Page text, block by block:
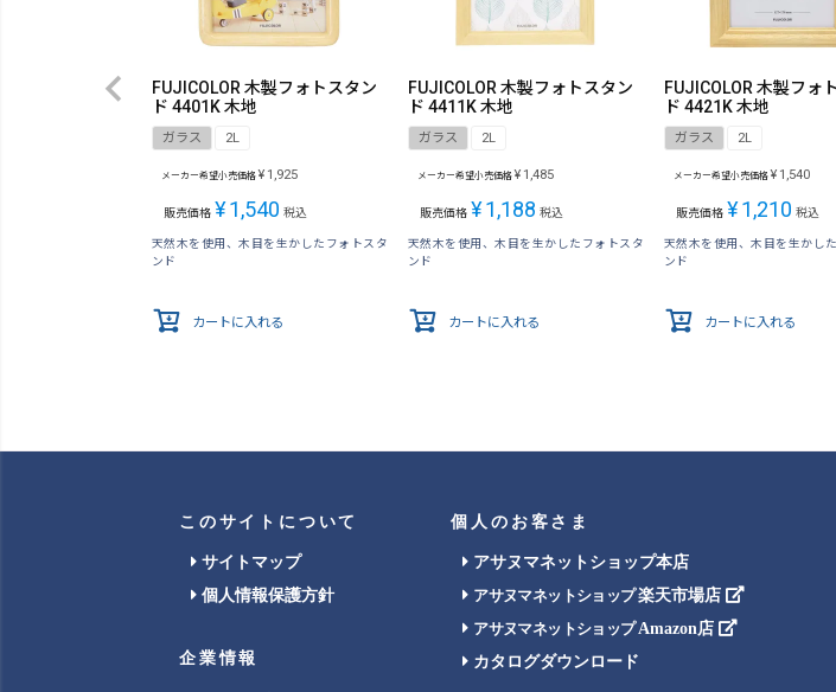
FUJICOLOR 木製フォトスタン
ド 4401K 木地
ガラス 2L
メーカー希望小売価格 ¥ 1,925
販売価格 ¥1,540 税込
天然木を使用、木目を生かしたフォトスタ
ンド
カートに入れる
FUJICOLOR 木製フォトスタン
ド 4411K 木地
ガラス 2L
メーカー希望小売価格 ¥ 1,485
販売価格 ¥1,188 税込
天然木を使用、木目を生かしたフォトスタ
ンド
カートに入れる
FUJICOLOR 木製フォ
ド 4421K 木地
ガラス 2L
メーカー希望小売価格 ¥ 1,540
販売価格 ¥1,210 税込
天然木を使用、木目を生かし
ンド
カートに入れる
このサイトについて
サイトマップ
個人情報保護方針
企業情報
個人のお客さま
アサヌマネットショップ本店
アサヌマネットショップ楽天市場店
アサヌマネットショップAmazon店
カタログダウンロード